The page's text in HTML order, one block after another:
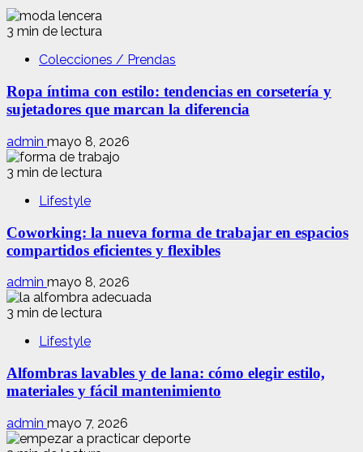
3 min de lectura
Colecciones / Prendas
Ropa íntima con estilo: tendencias en corsetería y
sujetadores que marcan la diferencia
admin mayo 8, 2026
3 min de lectura
Lifestyle
Coworking: la nueva forma de trabajar en espacios
compartidos eficientes y flexibles
admin mayo 8, 2026
3 min de lectura
Lifestyle
Alfombras lavables y de lana: cómo elegir estilo,
materiales y fácil mantenimiento
admin mayo 7, 2026